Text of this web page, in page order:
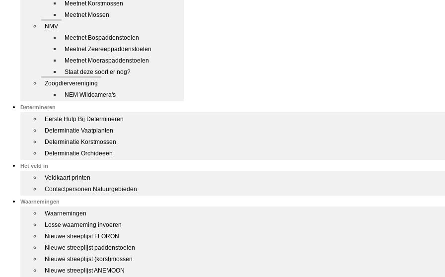
Meetnet Korstmossen
Meetnet Mossen
NMV
Meetnet Bospaddenstoelen
Meetnet Zeereeppaddenstoelen
Meetnet Moeraspaddenstoelen
Staat deze soort er nog?
Zoogdiervereniging
NEM Wildcamera's
Determineren
Eerste Hulp Bij Determineren
Determinatie Vaatplanten
Determinatie Korstmossen
Determinatie Orchideeën
Het veld in
Veldkaart printen
Contactpersonen Natuurgebieden
Waarnemingen
Waarnemingen
Losse waarneming invoeren
Nieuwe streeplijst FLORON
Nieuwe streeplijst paddenstoelen
Nieuwe streeplijst (korst)mossen
Nieuwe streeplijst ANEMOON